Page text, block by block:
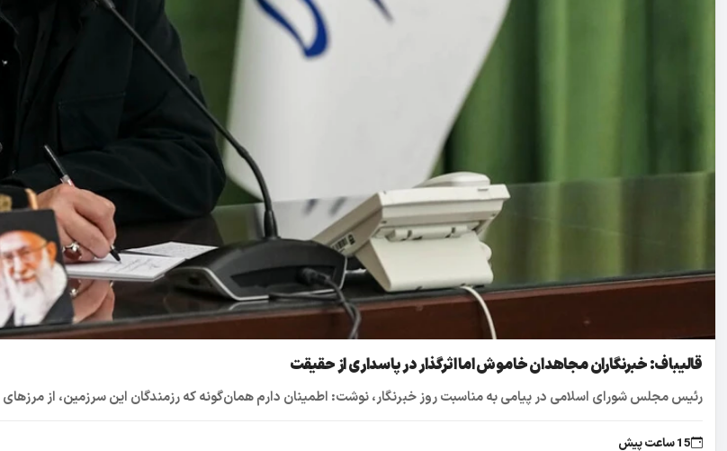
قالیباف: خبرنگاران مجاهدان خاموش اما اثرگذار در پاسداری از حقیقت
رئیس مجلس شورای اسلامی در پیامی به مناسبت روز خبرنگار، نوشت: اطمینان دارم همان‌گونه که رزمندگان این سرزمین، از مرزهای
15 ساعت پیش